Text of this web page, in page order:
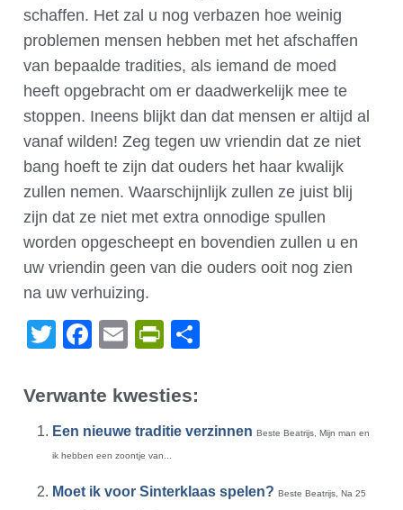
schaffen. Het zal u nog verbazen hoe weinig
problemen mensen hebben met het afschaffen
van bepaalde tradities, als iemand de moed
heeft opgebracht om er daadwerkelijk mee te
stoppen. Ineens blijkt dan dat mensen er altijd al
vanaf wilden! Zeg tegen uw vriendin dat ze niet
bang hoeft te zijn dat ouders het haar kwalijk
zullen nemen. Waarschijnlijk zullen ze juist blij
zijn dat ze niet met extra onnodige spullen
worden opgescheept en bovendien zullen u en
uw vriendin geen van die ouders ooit nog zien
na uw verhuizing.
TwitterFacebook
EmailPrintFriendly
Verwante kwesties:
Een nieuwe traditie verzinnen Beste Beatrijs, Mijn man en
ik hebben een zoontje van...
Moet ik voor Sinterklaas spelen? Beste Beatrijs, Na 25